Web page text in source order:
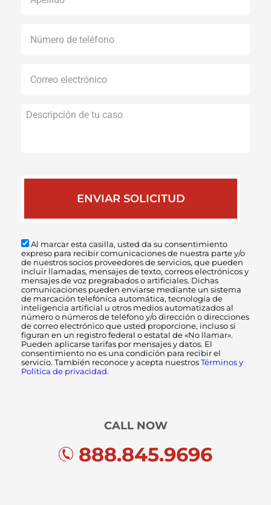
de
electrónico *
Al marcar esta casilla, usted da su consentimiento
expreso para recibir comunicaciones de nuestra parte y/o
de nuestros socios proveedores de servicios, que pueden
incluir llamadas, mensajes de texto, correos electrónicos y
mensajes de voz pregrabados o artificiales. Dichas
comunicaciones pueden enviarse mediante un sistema
de marcación telefónica automática, tecnología de
inteligencia artificial u otros medios automatizados al
número o números de teléfono y/o dirección o direcciones
de correo electrónico que usted proporcione, incluso si
figuran en un registro federal o estatal de «No llamar».
Pueden aplicarse tarifas por mensajes y datos. El
consentimiento no es una condición para recibir el
servicio. También reconoce y acepta nuestros Términos y
Política de privacidad.
CALL NOW
888.845.9696